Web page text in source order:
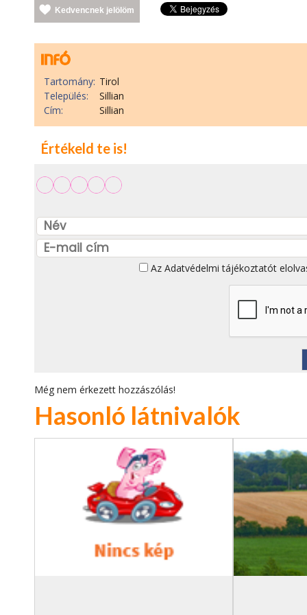
Kedvencnek jelölöm
Tartomány: Tirol
Település:
Sillian
Cím:
Sillian
Értékeld te is!
Az Adatvédelmi tájékoztatót
Még nem érkezett hozzászólás!
Hasonló látnivalók